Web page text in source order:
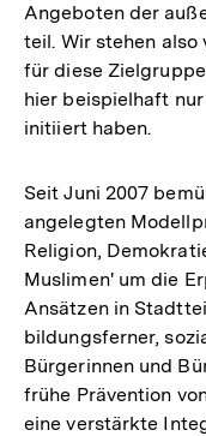
Angeboten der
teil. Wir stehen
für diese
hier beispielhaft
initiiert haben.
Seit Juni 2007
angelegten
Religion,
Muslimen' um die
Ansätzen in
bildungsferner,
Bürgerinnen und
frühe Prävention
eine verstärkte